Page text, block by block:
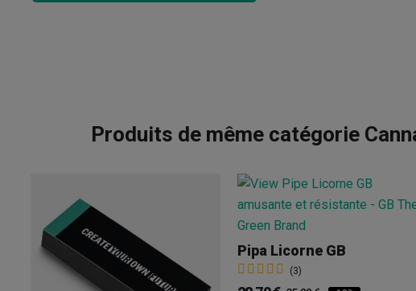
Produits de même catégorie
Pipa Licorne GB
(3)